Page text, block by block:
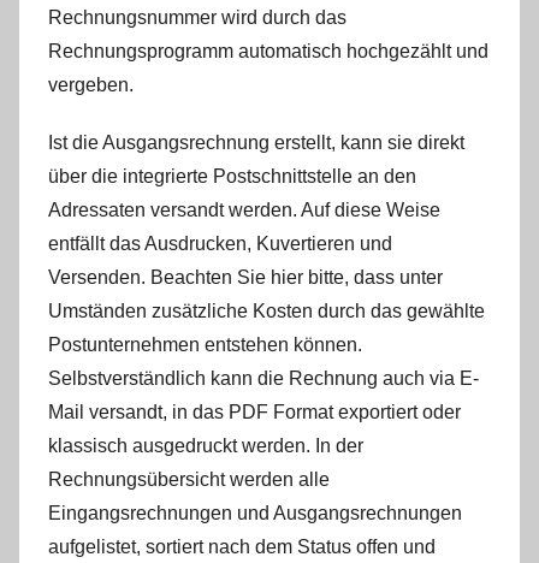
Rechnungsnummer wird durch das
Rechnungsprogramm automatisch hochgezählt und
vergeben.
Ist die Ausgangsrechnung erstellt, kann sie direkt
über die integrierte Postschnittstelle an den
Adressaten versandt werden. Auf diese Weise
entfällt das Ausdrucken, Kuvertieren und
Versenden. Beachten Sie hier bitte, dass unter
Umständen zusätzliche Kosten durch das gewählte
Postunternehmen entstehen können.
Selbstverständlich kann die Rechnung auch via E-
Mail versandt, in das PDF Format exportiert oder
klassisch ausgedruckt werden. In der
Rechnungsübersicht werden alle
Eingangsrechnungen und Ausgangsrechnungen
aufgelistet, sortiert nach dem Status offen und